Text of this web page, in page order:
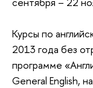
Курсы по
2013 года без
программе
General English,